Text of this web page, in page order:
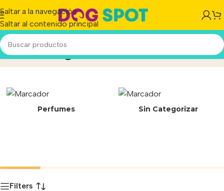
Saltar a la navegación
Saltar al contenido principal
Mondongo naturalInicio/Producto
Perfumes Sin Categorizar
Filters